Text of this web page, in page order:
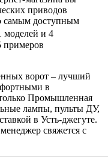
приводов
самым доступным
моделей и 4
примеров
ворот – лучший
в
Промышленная
лампы, пульты ДУ,
в Усть-джегуте.
свяжется с